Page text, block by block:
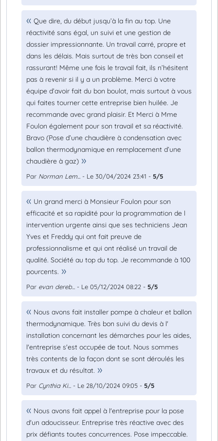
Que dire, du début jusqu’à la fin au top. Une
réactivité sans égal, un suivi et une gestion de
dossier impressionnante. Un travail carré, propre et
dans les délais. Mais surtout de très bon conseil et
rassurant! Même une fois le travail fait, ils n’hésitent
pas à revenir si il y a un problème. Merci à votre
équipe d’avoir fait du bon boulot, mais surtout à vous
qui faites tourner cette entreprise bien huilée. Je
recommande avec grand plaisir. Et Merci à Mme
Foulon également pour son travail et sa réactivité.
Bravo (Pose d’une chaudière à condensation avec
ballon thermodynamique en remplacement d’une
chaudière à gaz)
Par Norman Lem... - Le 30/04/2024 23:41 - 5/5
Un grand merci à Monsieur Foulon pour son
efficacité et sa rapidité pour la programmation de l
intervention urgente ainsi que ses techniciens Jean
Yves et Freddy qui ont fait preuve de
professionnalisme et qui ont réalisé un travail de
qualité. Société au top du top. Je recommande à 100
pourcents.
Par evan dereb... - Le 05/12/2024 08:22 - 5/5
Nous avons fait installer pompe à chaleur et ballon
thermodynamique. Très bon suivi du devis à l'
installation concernant les démarches pour les aides,
l'entreprise s'est occupée de tout. Nous sommes
très contents de la façon dont se sont déroulés les
travaux et du résultat.
Par Cynthia Ki... - Le 28/10/2024 09:05 - 5/5
Nous avons fait appel à l'entreprise pour la pose
d'un adoucisseur. Entreprise très réactive avec des
prix défiants toutes concurrences. Pose impeccable.